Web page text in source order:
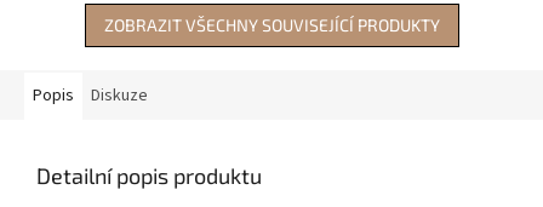
ZOBRAZIT VŠECHNY SOUVISEJÍCÍ PRODUKTY
Popis Diskuze
Detailní popis produktu